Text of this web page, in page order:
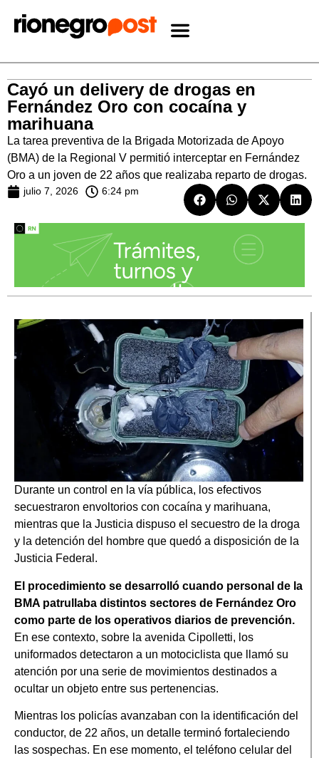
Cayó un delivery de drogas en
Fernández Oro con cocaína y
marihuana
La tarea preventiva de la Brigada Motorizada de Apoyo
(BMA) de la Regional V permitió interceptar en Fernández
Oro a un joven de 22 años que realizaba reparto de drogas.
julio 7, 2026 6:24 pm
Durante un control en la vía pública, los efectivos
secuestraron envoltorios con cocaína y marihuana,
mientras que la Justicia dispuso el secuestro de la droga
y la detención del hombre que quedó a disposición de la
Justicia Federal.
El procedimiento se desarrolló cuando personal de la
BMA patrullaba distintos sectores de Fernández Oro
como parte de los operativos diarios de prevención.
En ese contexto, sobre la avenida Cipolletti, los
uniformados detectaron a un motociclista que llamó su
atención por una serie de movimientos destinados a
ocultar un objeto entre sus pertenencias.
Mientras los policías avanzaban con la identificación del
conductor, de 22 años, un detalle terminó fortaleciendo
las sospechas. En ese momento, el teléfono celular del